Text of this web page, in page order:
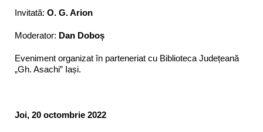
Invitată: O. G. Arion
Moderator: Dan Doboș
Eveniment organizat în parteneriat cu Biblioteca Județeană
„Gh. Asachi” Iași.
Joi, 20 octombrie 2022